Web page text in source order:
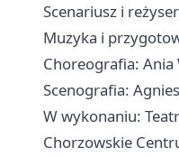
Scenariusz i
Muzyka i
Choreografia: Ania
Scenografia:
W wykonaniu:
Chorzowskie